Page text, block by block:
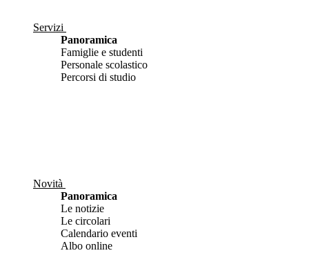
Servizi
Panoramica
Famiglie e studenti
Personale scolastico
Percorsi di studio
Novità
Panoramica
Le notizie
Le circolari
Calendario eventi
Albo online